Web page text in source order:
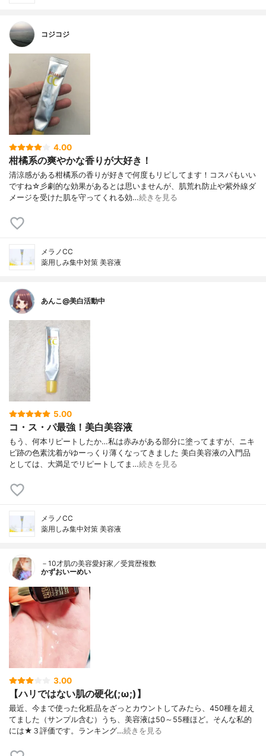
コジコジ
4.00
柑橘系の爽やかな香りが大好き！
清涼感がある柑橘系の香りが好きで何度もリピしてます！コスパもいい
ですね☆彡劇的な効果があるとは思いませんが、肌荒れ防止や紫外線ダ
メージを受けた肌を守ってくれる効…続きを見る
メラノCC
薬用しみ集中対策 美容液
あんこ@美白活動中
5.00
コ・ス・パ最強！美白美容液
もう、何本リピートしたか…私は赤みがある部分に塗ってますが、ニキ
ビ跡の色素沈着がゆーっくり薄くなってきました 美白美容液の入門品
としては、大満足でリピートしてま…続きを見る
メラノCC
薬用しみ集中対策 美容液
－10才肌の美容愛好家／受賞歴複数
かずおいーめい
3.00
【ハリではない肌の硬化(;ω;)】
最近、今まで使った化粧品をざっとカウントしてみたら、450種を超え
てました（サンプル含む）うち、美容液は50～55種ほど。そんな私的
には★３評価です。ランキング…続きを見る